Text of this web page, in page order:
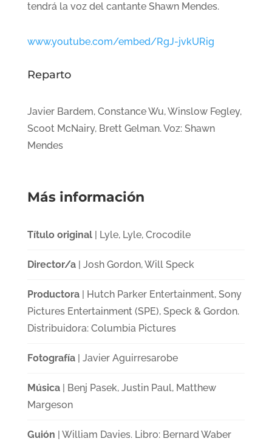
tendrá la voz del cantante Shawn Mendes.
www.youtube.com/embed/RgJ-jvkURig
Reparto
Javier Bardem, Constance Wu, Winslow Fegley,
Scoot McNairy, Brett Gelman. Voz: Shawn
Mendes
Más información
Título original| Lyle, Lyle, Crocodile
Director/a| Josh Gordon, Will Speck
Productora| Hutch Parker Entertainment, Sony
Pictures Entertainment (SPE), Speck & Gordon.
Distribuidora: Columbia Pictures
Fotografía| Javier Aguirresarobe
Música| Benj Pasek, Justin Paul, Matthew
Margeson
Guión | William Davies. Libro: Bernard Waber